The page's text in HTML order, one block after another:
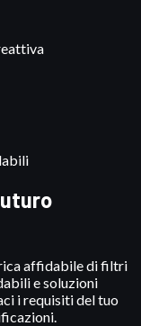
affidabile di filtri
e soluzioni
i requisiti del tuo